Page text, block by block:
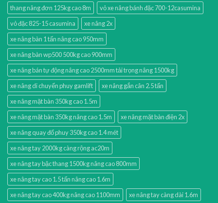
thang nâng đơn 125kg cao 8m
vỏ xe nâng bánh đặc 700-12casumina
vỏ đặc 825-15 casumina
xe nâng 2x
xe nâng bàn 1 tấn nâng cao 950mm
xe nâng bàn wp500 500kg cao 900mm
xe nâng bán tự động nâng cao 2500mm tải trọng nâng 1500kg
xe nâng di chuyển phuy gamlift
xe nâng gắn cân 2.5 tấn
xe nâng mặt bàn 350kg cao 1.5m
xe nâng mặt bàn 350kg nâng cao 1.5m
xe nâng mặt bàn điện 2x
xe nâng quay đổ phuy 350kg cao 1.4 mét
xe nâng tay 2000kg càng rộng ac20m
xe nâng tay bậc thang 1500kg nâng cao 800mm
xe nâng tay cao 1.5 tấn nâng cao 1.6m
xe nâng tay cao 400kg nâng cao 1100mm
xe nâng tay càng dài 1.6m